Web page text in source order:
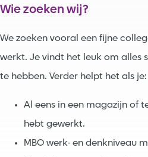
Wie zoeken wij?
We zoeken vooral een fijne
werkt. Je vindt het leuk om alles
te hebben. Verder helpt het als je:
Al eens in een magazijn of
hebt gewerkt.
MBO werk- en denkniveau